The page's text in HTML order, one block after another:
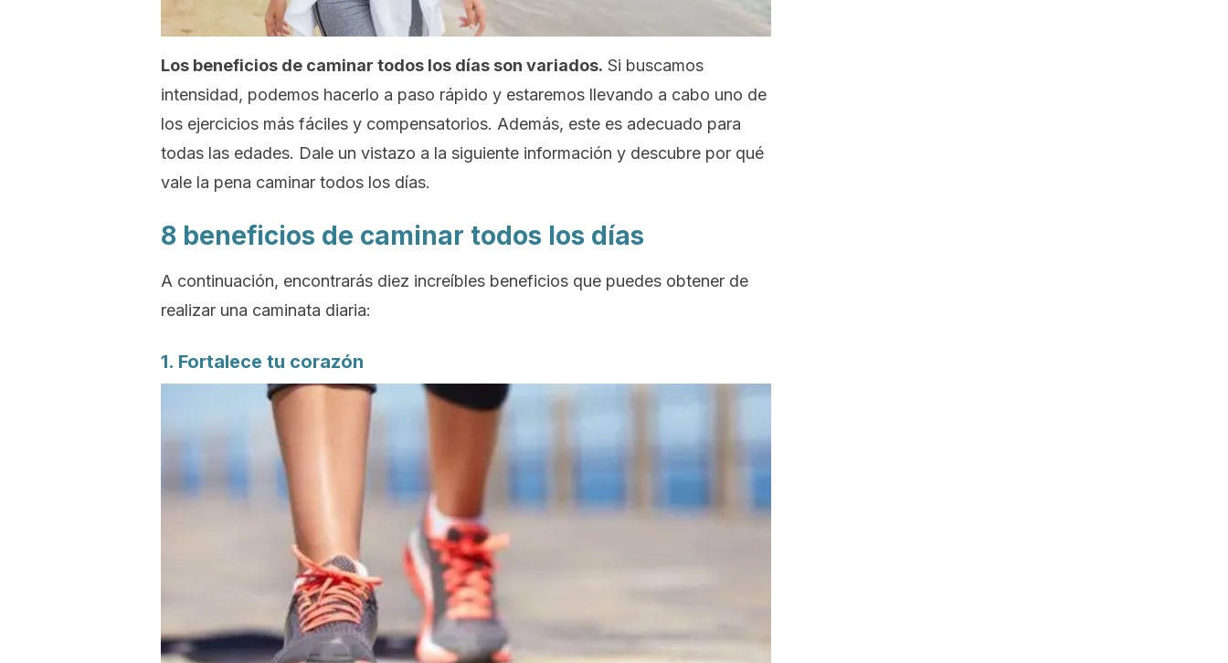
Los beneficios de caminar todos los días son variados. Si buscamos
intensidad, podemos hacerlo a paso rápido y estaremos llevando a cabo uno de
los ejercicios más fáciles y compensatorios. Además, este es adecuado para
todas las edades. Dale un vistazo a la siguiente información y descubre por qué
vale la pena caminar todos los días.
8 beneficios de caminar todos los días
A continuación, encontrarás diez increíbles beneficios que puedes obtener de
realizar una caminata diaria:
1. Fortalece tu corazón